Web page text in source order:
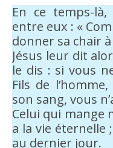
En ce temps-
entre eux : «
donner sa chair
Jésus leur dit
le dis : si vous
Fils de
son sang, vous
Celui qui mange
a la vie éternelle
au dernier jour.